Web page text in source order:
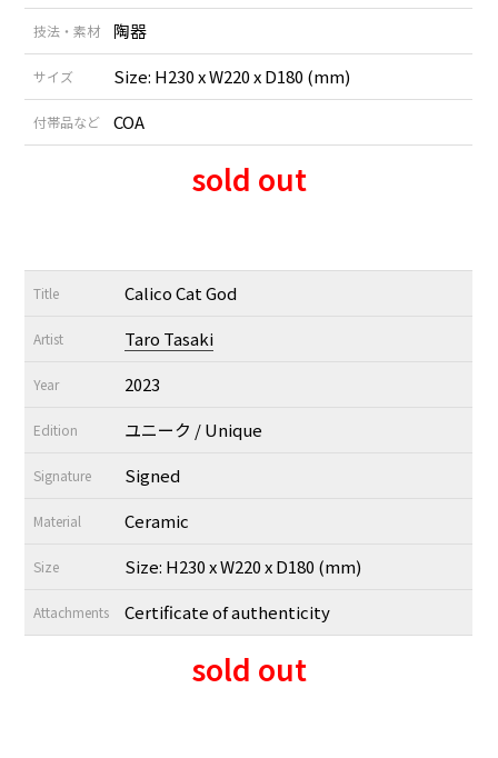
技法・素材 陶器
サイズ Size: H230 x W220 x D180 (mm)
付帯品など COA
sold out
Title Calico Cat God
Artist Taro Tasaki
Year 2023
Edition ユニーク / Unique
Signature Signed
Material Ceramic
Size Size: H230 x W220 x D180 (mm)
Attachments Certificate of authenticity
sold out